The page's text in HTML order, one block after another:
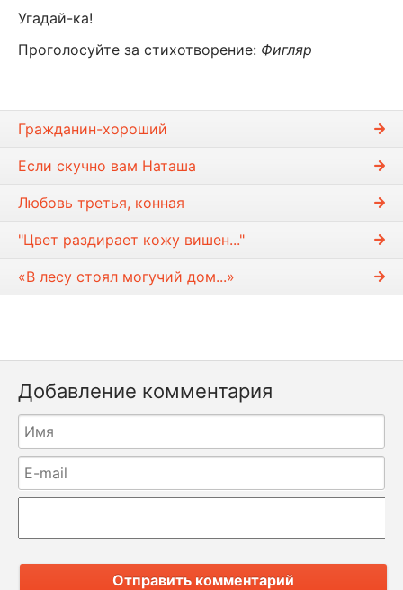
Угадай-ка!
Проголосуйте за стихотворение: Фигляр
Гражданин-хороший
Если скучно вам Наташа
Любовь третья, конная
"Цвет раздирает кожу вишен..."
«В лесу стоял могучий дом...»
Добавление комментария
Отправить комментарий